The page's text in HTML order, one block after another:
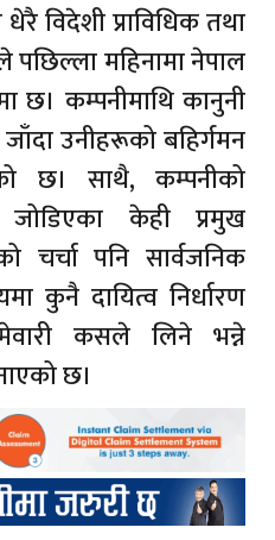
विदेशी प्राविधिक तथा
महिनामा नेपाल
छ। कम्पनीमाथि कानुनी
उनीहरूको बहिर्गमन
छ। साथै, कम्पनीको
जोडिएका केही प्रमुख
चर्चा पनि सार्वजनिक
कुनै दायित्व निर्धारण
कसले लिने भन्ने
छ।